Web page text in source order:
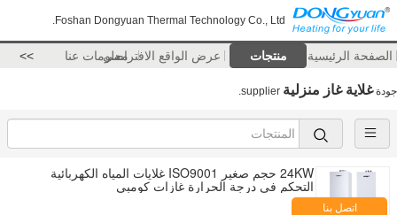
Foshan Dongyuan Thermal Technology Co., Ltd.
الصفحة الرئيسية منتجات عرض الواقع الافتراضيمعلومات عنا >>
جودةغلاية غاز منزلية
24KW حجم صغير ISO9001 غلايات المياه الكهربائية
التحكم في درجة الحرارة غازات كومبي
اتصل بنا